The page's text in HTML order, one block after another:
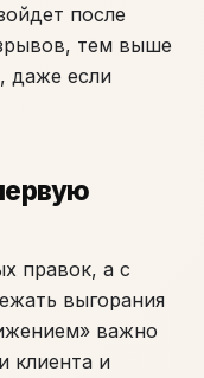
после
тем выше
даже если
правок, а с
выгорания
важно
клиента и